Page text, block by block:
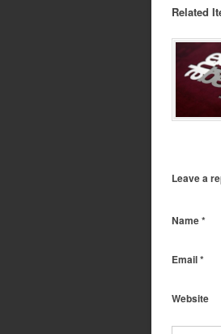
Related
Leave a
Name*
Email*
Website